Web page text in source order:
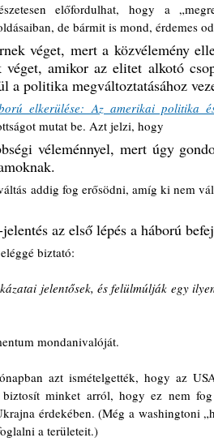
előfordulhat, hogy a
de bármit is mond, érdemes
véget, mert a közvélemény
amikor az elitet alkotó
a politika megváltoztatásához
elkerülése: Az amerikai politika
mutat be. Azt jelzi, hogy
véleménnyel, mert úgy
addig fog erősödni, amíg ki nem
az első lépés a háború
biztató:
jelentősek, és felülmúlják egy
mondanivalóját.
azt ismételgették, hogy az
minket arról, hogy ez nem
érdekében. (Még a washingtoni
a területeit.)